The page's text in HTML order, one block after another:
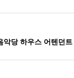
악당 하우스 어텐던